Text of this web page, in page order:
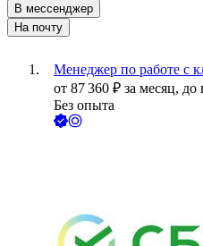
В мессенджер
На почту
Менеджер по работе с
от 87 360 ₽ за месяц, до
Без опыта